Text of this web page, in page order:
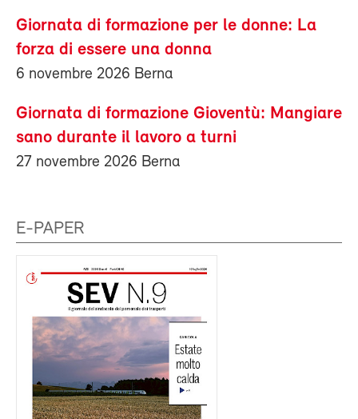
Giornata di formazione per le donne: La
forza di essere una donna
6 novembre 2026 Berna
Giornata di formazione Gioventù: Mangiare
sano durante il lavoro a turni
27 novembre 2026 Berna
E-PAPER